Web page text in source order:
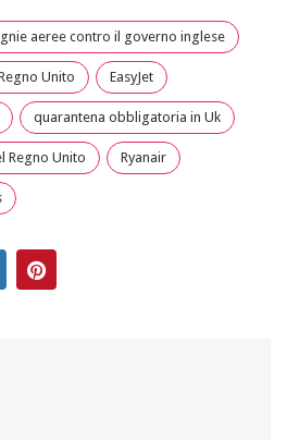
aeree contro il governo inglese
Unito EasyJet
quarantena obbligatoria in Uk
Regno Unito Ryanair